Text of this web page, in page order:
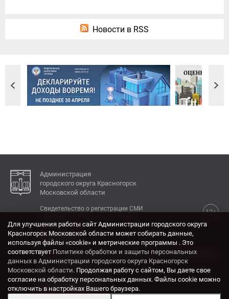
Новости в RSS
Администрация
городского округа Красногорск
Московской области
12+
Свидетельство о регистрации СМИ
КОНТАКТЫ
Адрес: 143404, Московская область, г. Красногорск,
ул. Ленина, дом 4.
Электронная почта:
krasrn@mosreg.ru
Для улучшения работы сайт Администрации городского округа
Красногорск Московской области может собирать данные,
используя файлы «cookie» и метрические программы . Это
соответствует Политике обработки и защиты персональных
данных в Администрации городского округа Красногорск
Московской области. Продолжая работу с сайтом, Вы даете свое
согласие на обработку персональных данных. Файлы cookie можно
отключить в настройках Вашего браузера.